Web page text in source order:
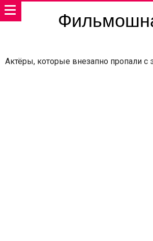
Актёры, которые внезапно пропали с